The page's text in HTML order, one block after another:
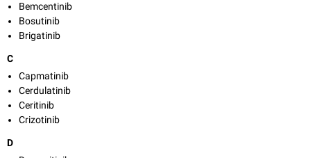
Bemcentinib
Bosutinib
Brigatinib
C
Capmatinib
Cerdulatinib
Ceritinib
Crizotinib
D